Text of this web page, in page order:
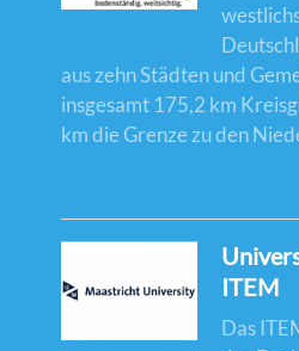
aus zehn Städten und
insgesamt 175,2 km
km die Grenze zu den
ITEM
Das